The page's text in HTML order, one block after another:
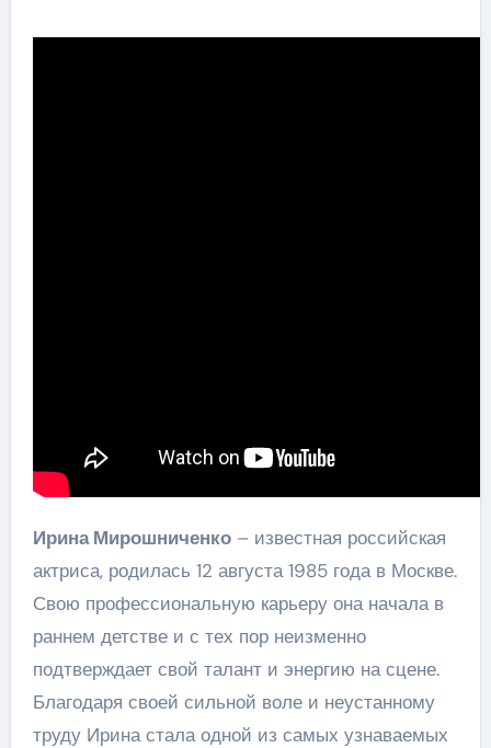
Ирина Мирошниченко– известная российская
актриса, родилась 12 августа 1985 года в Москве.
Свою профессиональную карьеру она начала в
раннем детстве и с тех пор неизменно
подтверждает свой талант и энергию на сцене.
Благодаря своей сильной воле и неустанному
труду Ирина стала одной из самых узнаваемых